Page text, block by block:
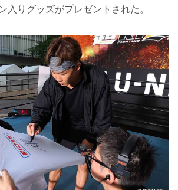
入りグッズがプレゼントされた。